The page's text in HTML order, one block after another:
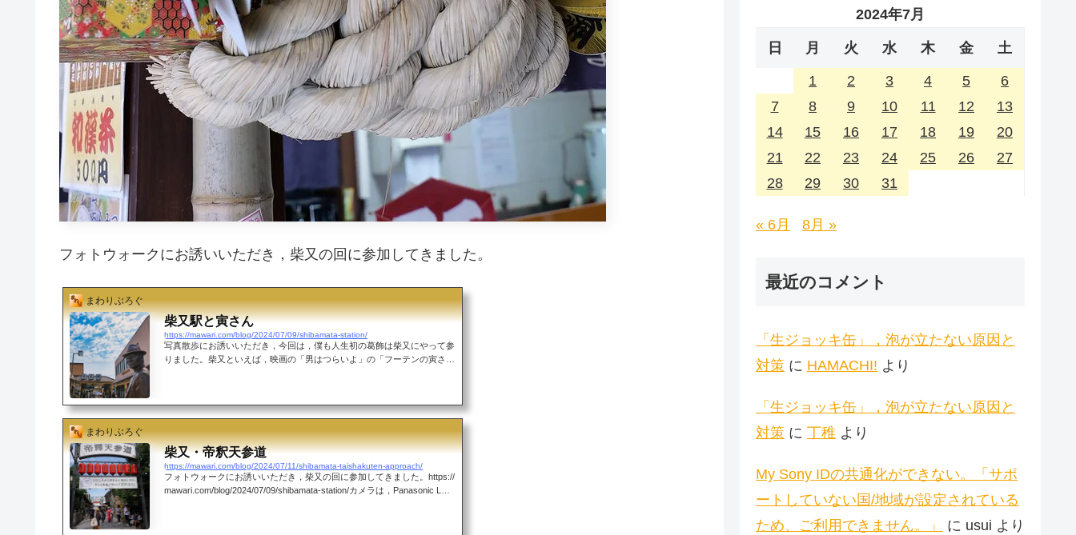
フォトウォークにお誘いいただき，柴又の回に参加してきました。
まわりぶろぐ
柴又駅と寅さん
https://mawari.com/blog/2024/07/09/shibamata-station/
写真散歩にお誘いいただき，今回は，僕も人生初の葛飾は柴又にやって参
りました。柴又といえば，映画の「男はつらいよ」の「フーテンの寅さ
で，柴又駅に到着します。柴又駅のホームから，すでに「男はつらいよ」
LUMIX DC-S9に，SIGMA 16-28mm F2.8 DG DN c...
まわりぶろぐ
柴又・帝釈天参道
https://mawari.com/blog/2024/07/11/shibamata-taishakuten-approach/
フォトウォークにお誘いいただき，柴又の回に参加してきました。https://
mawari.com/blog/2024/07/09/shibamata-station/カメラは，Panasonic LUM
2024年7月
日 月 火 水 木 金 土
1 2 3 4 5
6
7
8 9 10 11 12
13
14
15 16 17 18 19
20
21
22 23 24 25 26
27
28
29 30 31
« 6月 8月 »
最近のコメント
「生ジョッキ缶」，泡が立たない原因と
対策 に HAMACHI! より
「生ジョッキ缶」，泡が立たない原因と
対策 に 丁稚 より
My Sony IDの共通化ができない。「サポ
ートしていない国/地域が設定されている
ため、ご利用できません。」
に usui より